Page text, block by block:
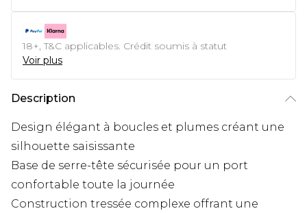
18+, T&C applicables. Crédit soumis à statut
Voir plus
Description
Design élégant à boucles et plumes créant une
silhouette saisissante
Base de serre-tête sécurisée pour un port
confortable toute la journée
Construction tressée complexe offrant une